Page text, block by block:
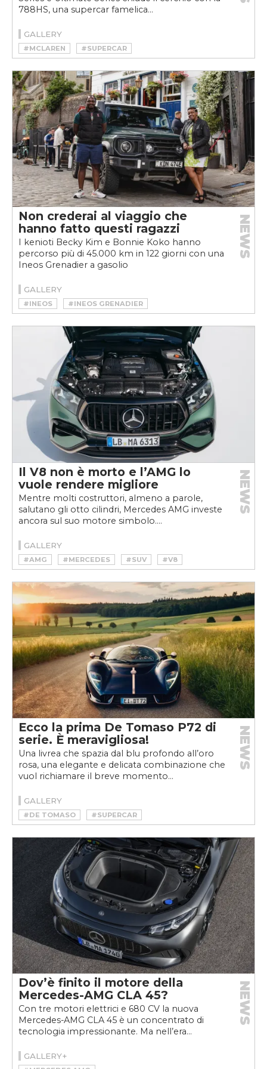
788HS, una supercar famelica...
GALLERY
#MCLAREN #SUPERCAR
Non crederai al viaggio che
hanno fatto questi ragazzi
I kenioti Becky Kim e Bonnie Koko hanno
percorso più di 45.000 km in 122 giorni con una
Ineos Grenadier a gasolio
NEWS
GALLERY
#INEOS #INEOS GRENADIER
Il V8 non è morto e l’AMG lo
vuole rendere migliore
Mentre molti costruttori, almeno a parole,
salutano gli otto cilindri, Mercedes AMG investe
ancora sul suo motore simbolo....
NEWS
GALLERY
#AMG #MERCEDES #SUV #V8
Ecco la prima De Tomaso P72 di
serie. È meravigliosa!
Una livrea che spazia dal blu profondo all’oro
rosa, una elegante e delicata combinazione che
vuol richiamare il breve momento...
NEWS
GALLERY
#DE TOMASO #SUPERCAR
Dov’è finito il motore della
Mercedes-AMG CLA 45?
Con tre motori elettrici e 680 CV la nuova
Mercedes-AMG CLA 45 è un concentrato di
tecnologia impressionante. Ma nell’era...
NEWS
GALLERY+